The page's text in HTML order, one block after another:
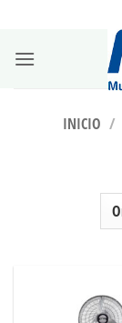
contenido
INICIO /